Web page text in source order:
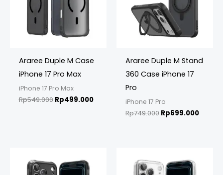
Araree Duple M Case
iPhone 17 Pro Max
iPhone 17 Pro Max
Rp549.000 Rp499.000
Araree Duple M Stand
360 Case iPhone 17
Pro
iPhone 17 Pro
Rp749.000 Rp699.000